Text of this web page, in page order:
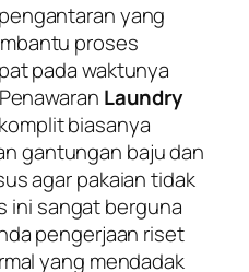
yang
proses
pada waktunya
Laundry
biasanya
gantungan baju dan
agar pakaian tidak
ini sangat berguna
pengerjaan riset
yang mendadak